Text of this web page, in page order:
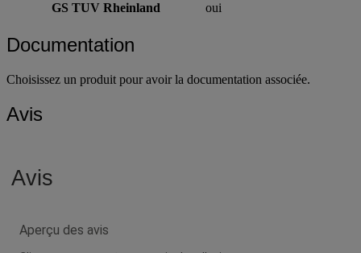
GS TUV Rheinland
oui
Documentation
Choisissez un produit pour avoir la documentation associée.
Avis